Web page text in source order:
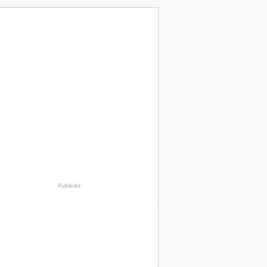
Publicité